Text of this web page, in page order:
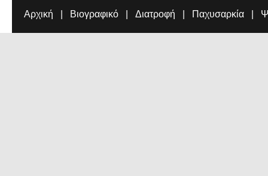
Αρχική Βιογραφικό Διατροφή Παχυσαρκία